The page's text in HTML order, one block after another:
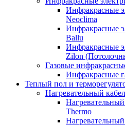
Инфракрасные
Neoclima
Инфракрасные
Ballu
Инфракрасные
Zilon
Газовые
Инфракрасные
Теплый пол и
Нагревательный
Thermo